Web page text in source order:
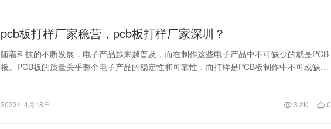
pcb板打样厂家稳营，pcb板打样厂家深圳？
随着科技的不断发展，电子产品越来越普及，而在制作这些电子产品中不可缺少的就是PCB
板。PCB板的质量关乎整个电子产品的稳定性和可靠性，而打样是PCB板制作中不可或缺的
2023年4月18日 3.2K 0